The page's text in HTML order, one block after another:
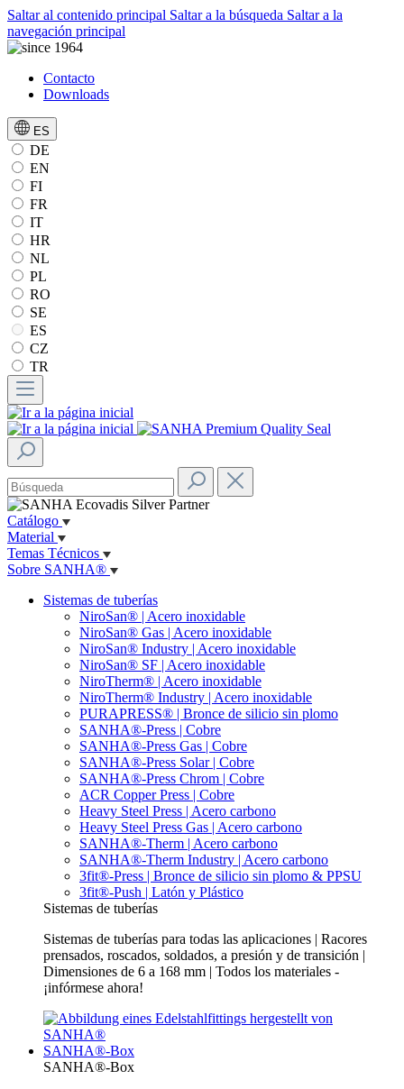
Saltar al contenido principal Saltar a la búsqueda Saltar a la
navegación principal
Contacto
Downloads
ES
DE
EN
FI
FR
IT
HR
NL
PL
RO
SE
ES
CZ
TR
Catálogo
Material
Temas Técnicos
Sobre SANHA®
Sistemas de tuberías
NiroSan® | Acero inoxidable
NiroSan® Gas | Acero inoxidable
NiroSan® Industry | Acero inoxidable
NiroSan® SF | Acero inoxidable
NiroTherm® | Acero inoxidable
NiroTherm® Industry | Acero inoxidable
PURAPRESS® | Bronce de silicio sin plomo
SANHA®-Press | Cobre
SANHA®-Press Gas | Cobre
SANHA®-Press Solar | Cobre
SANHA®-Press Chrom | Cobre
ACR Copper Press | Cobre
Heavy Steel Press | Acero carbono
Heavy Steel Press Gas | Acero carbono
SANHA®-Therm | Acero carbono
SANHA®-Therm Industry | Acero carbono
3fit®-Press | Bronce de silicio sin plomo & PPSU
3fit®-Push | Latón y Plástico
Sistemas de tuberías
Sistemas de tuberías para todas las aplicaciones | Racores
prensados, roscados, soldados, a presión y de transición |
Dimensiones de 6 a 168 mm | Todos los materiales -
¡infórmese ahora!
SANHA®-Box
SANHA®-Box